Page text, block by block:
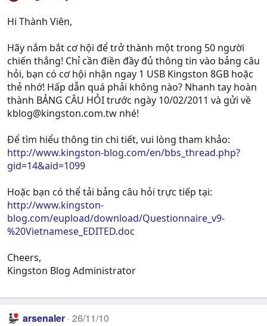
Hi Thành Viên,
Hãy nắm bắt cơ hội để trở thành một trong 50 người
chiến thắng! Chỉ cần điền đầy đủ thông tin vào bảng câu
hỏi, bạn có cơ hội nhận ngay 1 USB Kingston 8GB hoặc
thẻ nhớ! Hấp dẫn quá phải không nào? Nhanh tay hoàn
thành BẢNG CÂU HỎI trước ngày 10/02/2011 và gửi về
kblog@kingston.com.tw nhé!
Để tìm hiểu thông tin chi tiết, vui lòng tham khảo:
http://www.kingston-blog.com/en/bbs_thread.php?
gid=14&aid=1099
Hoặc bạn có thể tải bảng câu hỏi trực tiếp tại:
http://www.kingston-
blog.com/eupload/download/Questionnaire_v9-
%20Vietnamese_EDITED.doc
Cheers,
Kingston Blog Administrator
arsenaler 26/11/10